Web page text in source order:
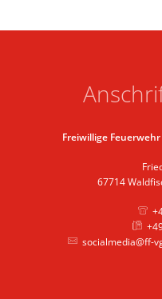
Freiwillige
67714
socialmedia@ff-